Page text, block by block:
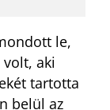
le,
aki
tartotta
belül az